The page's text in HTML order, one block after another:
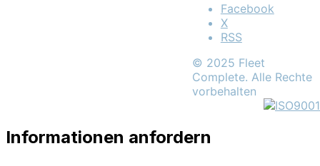
Facebook
X
RSS
© 2025 Fleet
Complete. Alle Rechte
vorbehalten